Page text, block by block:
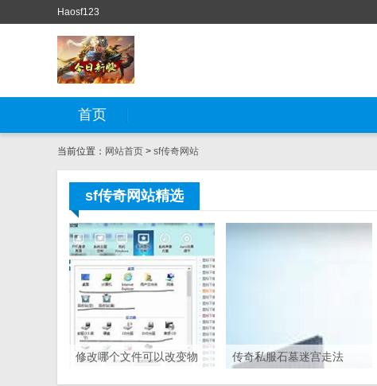
Haosf123
首页
当前位置： 网站首页 > sf传奇网站
sf传奇网站精选
修改哪个文件可以改变物
传奇私服石墓迷宫走法